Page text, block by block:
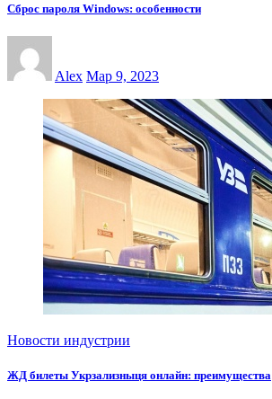
Сброс пароля Windows: особенности
Alex Мар 9, 2023
Новости индустрии
ЖД билеты Укрзализныця онлайн: преимущества